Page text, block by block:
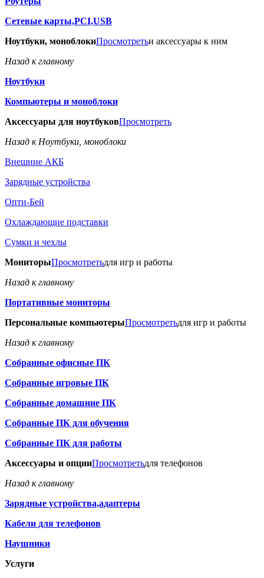
Сетевые карты,PCI,USB
Ноутбуки, моноблокиПросмотретьи аксессуары к ним
Назад к главному
Ноутбуки
Компьютеры и моноблоки
Аксессуары для ноутбуковПросмотреть
Назад к Ноутбуки, моноблоки
Внешние АКБ
Зарядные устройства
Опти-Бей
Охлаждающие подставки
Сумки и чехлы
МониторыПросмотретьдля игр и работы
Назад к главному
Портативные мониторы
Персональные компьютерыПросмотретьдля игр и работы
Назад к главному
Собранные офисные ПК
Собранные игровые ПК
Собранные домашние ПК
Собранные ПК для обучения
Собранные ПК для работы
Аксессуары и опцииПросмотретьдля телефонов
Назад к главному
Зарядные устройства,адаптеры
Кабели для телефонов
Наушники
Услуги